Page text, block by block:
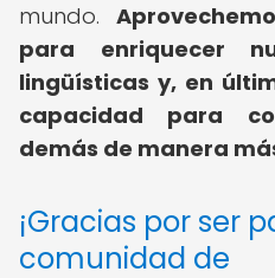
mundo.
para enriquecer
lingüísticas y, en
capacidad para
demás de manera
¡Gracias por ser
comunidad de